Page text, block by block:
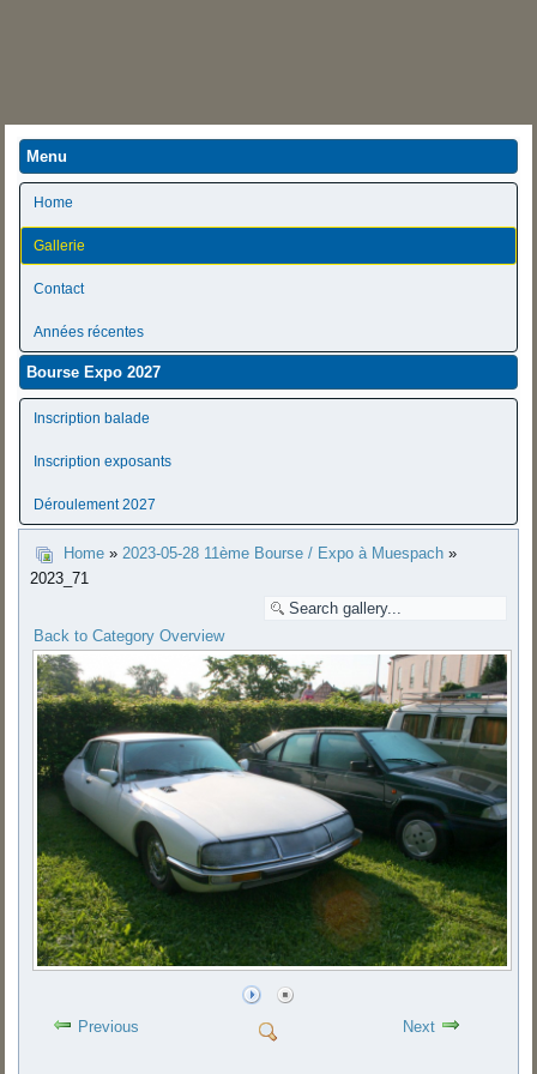
Menu
Home
Gallerie
Contact
Années récentes
Bourse Expo 2027
Inscription balade
Inscription exposants
Déroulement 2027
Home »2023-05-28 11ème Bourse / Expo à Muespach »
2023_71
Back to Category Overview
Previous Next